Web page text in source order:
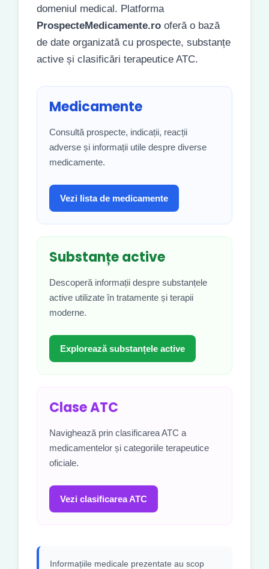
domeniul medical. Platforma
ProspecteMedicamente.ro oferă o bază
de date organizată cu prospecte, substanțe
active și clasificări terapeutice ATC.
Medicamente
Consultă prospecte, indicații, reacții
adverse și informații utile despre diverse
medicamente.
Vezi lista de medicamente
Substanțe active
Descoperă informații despre substanțele
active utilizate în tratamente și terapii
moderne.
Explorează substanțele active
Clase ATC
Navighează prin clasificarea ATC a
medicamentelor și categoriile terapeutice
oficiale.
Vezi clasificarea ATC
Informațiile medicale prezentate au scop